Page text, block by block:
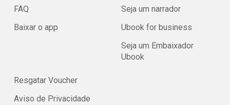
FAQ
Baixar o app
Seja um narrador
Ubook for business
Seja um Embaixador
Ubook
Resgatar Voucher
Aviso de Privacidade